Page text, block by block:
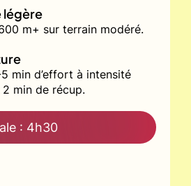
légère
m+ sur terrain modéré.
min d’effort à intensité
min de récup.
: 4h30